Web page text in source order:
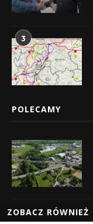
3
POLECAMY
ZOBACZ RÓWNIEŻ